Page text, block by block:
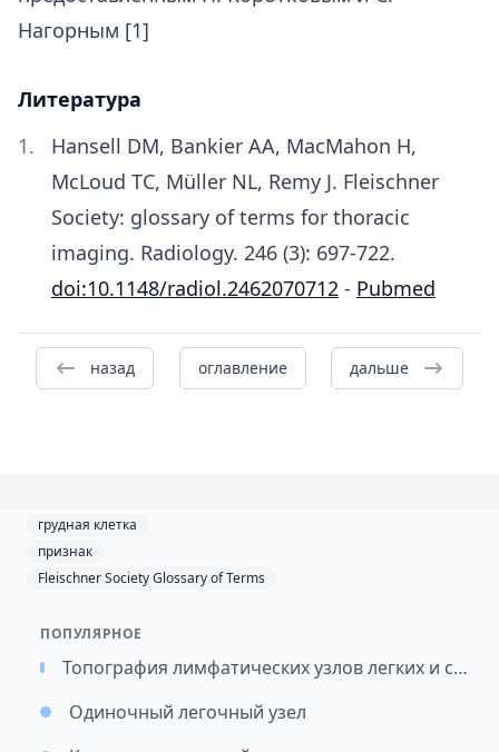
Нагорным [1]
Литература
Hansell DM, Bankier AA, MacMahon H,
McLoud TC, Müller NL, Remy J. Fleischner
Society: glossary of terms for thoracic
imaging. Radiology. 246 (3): 697-722.
doi:10.1148/radiol.2462070712 - Pubmed
назад оглавление дальше
грудная клетка
признак
Fleischner Society Glossary of Terms
ПОПУЛЯРНОЕ
Топография лимфатических узлов легких и средостения / Картирование лимфатических узлов при раке легкого (перевод)
Одиночный легочный узел